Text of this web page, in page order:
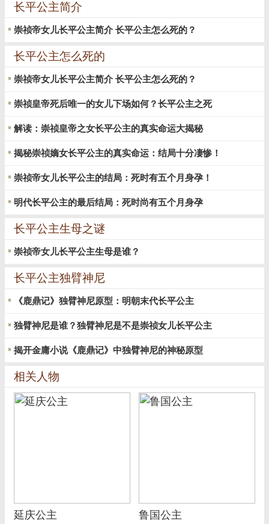
长平公主简介
崇祯帝女儿长平公主简介 长平公主怎么死的？
长平公主怎么死的
崇祯帝女儿长平公主简介 长平公主怎么死的？
崇祯皇帝死后唯一的女儿下场如何？长平公主之死
解读：崇祯皇帝之女长平公主的真实命运大揭秘
揭秘崇祯嫡女长平公主的真实命运：结局十分凄惨！
崇祯帝女儿长平公主的结局：死时有五个月身孕！
明代长平公主的最后结局：死时尚有五个月身孕
长平公主生母之谜
崇祯帝女儿长平公主生母是谁？
长平公主独臂神尼
《鹿鼎记》独臂神尼原型：明朝末代长平公主
独臂神尼是谁？独臂神尼是不是崇祯女儿长平公主
揭开金庸小说《鹿鼎记》中独臂神尼的神秘原型
相关人物
延庆公主 鲁国公主